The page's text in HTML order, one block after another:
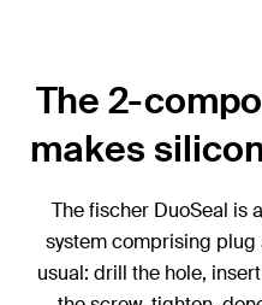
The 2-
makes
The fischer DuoSeal is
system comprising plug
usual: drill the hole,